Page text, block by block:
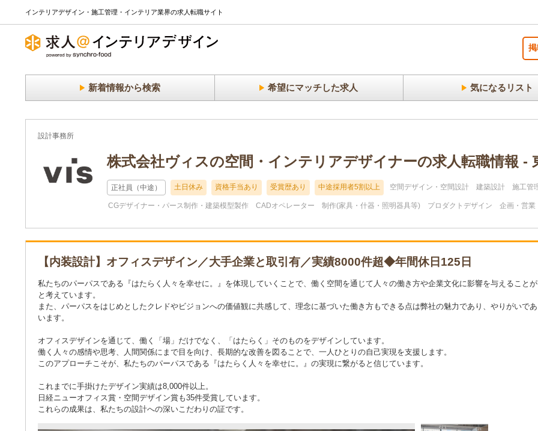
インテリアデザイン・施工管理・インテリア業界の求人転職サイト
新着情報から検索 希望にマッチした求人 気になるリスト
設計事務所
株式会社ヴィスの空間・インテリアデザイナーの求人転職情報 -
正社員（中途） 土日休み 資格手当あり 受賞歴あり 中途採用者5割以上 空間デザイン・空間設計 建築設計 施工管
CGデザイナー・パース制作・建築模型製作 CADオペレーター 制作(家具・什器・照明器具等) プロダクトデザイン 企画・営業
【内装設計】オフィスデザイン／大手企業と取引有／実績8000件超◆年間休日125日
私たちのパーパスである『はたらく人々を幸せに。』を体現していくことで、働く空間を通じて人々の働き方や企業文化に影響を与えること
と考えています。
また、パーパスをはじめとしたクレドやビジョンへの価値観に共感して、理念に基づいた働き方もできる点は弊社の魅力であり、やりがいで
います。
オフィスデザインを通じて、働く「場」だけでなく、「はたらく」そのものをデザインしています。
働く人々の感情や思考、人間関係にまで目を向け、長期的な改善を図ることで、一人ひとりの自己実現を支援します。
このアプローチこそが、私たちのパーパスである『はたらく人々を幸せに。』の実現に繋がると信じています。
これまでに手掛けたデザイン実績は8,000件以上。
日経ニューオフィス賞・空間デザイン賞も35件受賞しています。
これらの成果は、私たちの設計への深いこだわりの証です。